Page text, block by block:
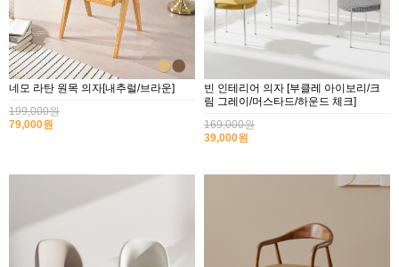
네모 라탄 원목 의자[내추럴/브라운]
199,000원
79,000원
빈 인테리어 의자 [부클레 아이보리/크
림 그레이/머스타드/하운드 체크]
169,000원
39,000원